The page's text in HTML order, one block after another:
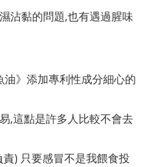
沾黏的問題,也有遇過腥味
油》添加專利性成分細心的
,這點是許多人比較不會去
) 只要感冒不是我餵食投